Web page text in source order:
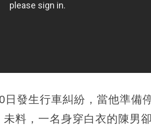
日發生行車糾紛，當他準備
料，一名身穿白衣的陳男